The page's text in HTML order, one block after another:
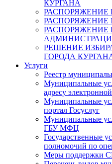
КУРГАНА
РАСПОРЯЖЕНИЕ
РАСПОРЯЖЕНИЕ
РАСПОРЯЖЕНИЕ
РЕШЕНИЕ
ГОРОДА
Услуги
Реестр
Муниципальные
адресу
Муниципальные
портал Госуслуг
Муниципальные
ГБУ МФЦ
Государственные
полномочий по
Меры поддержки